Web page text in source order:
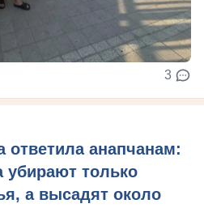
3
ответила анапчанам:
убирают только
а высадят около